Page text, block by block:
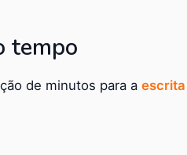
tempo
de minutos para a